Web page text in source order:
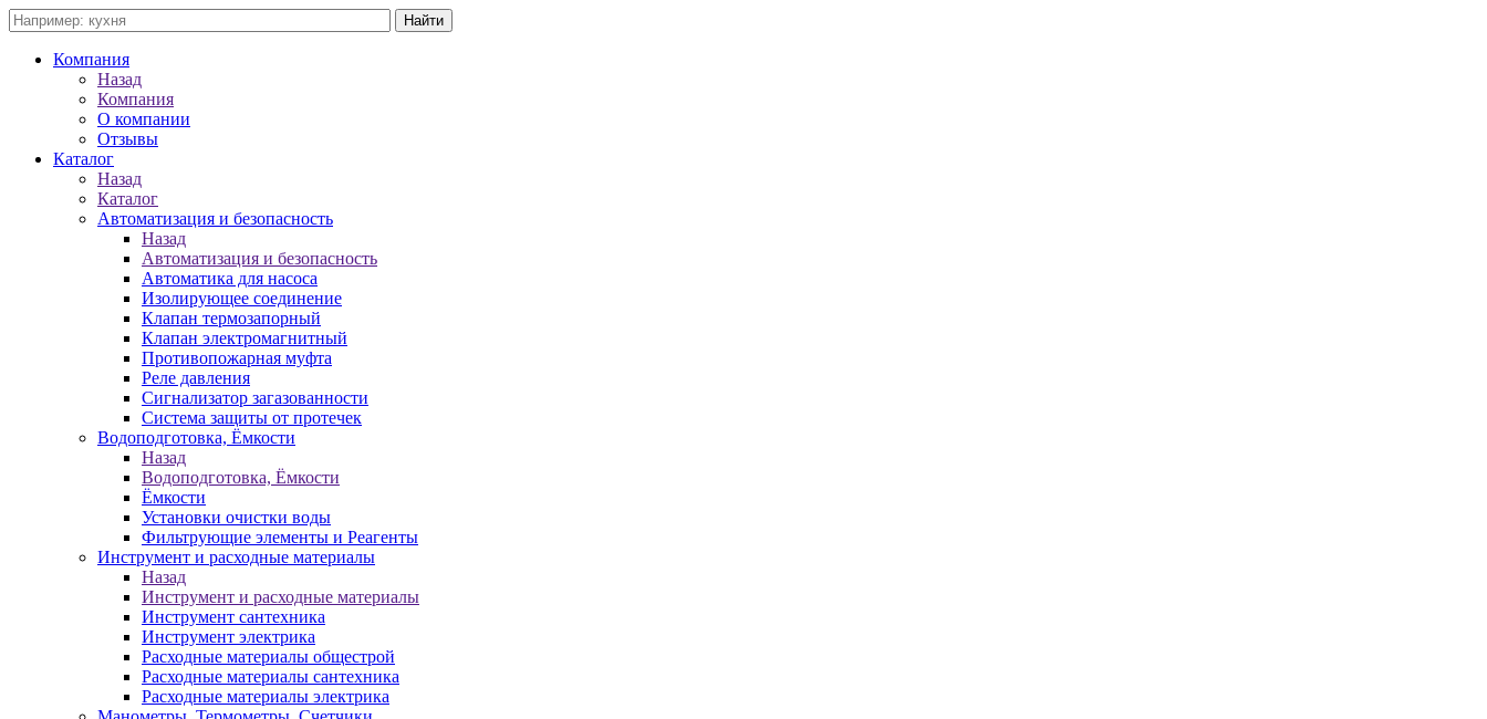
Компания
Назад
Компания
О компании
Отзывы
Каталог
Назад
Каталог
Автоматизация и безопасность
Назад
Автоматизация и безопасность
Автоматика для насоса
Изолирующее соединение
Клапан термозапорный
Клапан электромагнитный
Противопожарная муфта
Реле давления
Сигнализатор загазованности
Система защиты от протечек
Водоподготовка, Ёмкости
Назад
Водоподготовка, Ёмкости
Ёмкости
Установки очистки воды
Фильтрующие элементы и Реагенты
Инструмент и расходные материалы
Назад
Инструмент и расходные материалы
Инструмент сантехника
Инструмент электрика
Расходные материалы общестрой
Расходные материалы сантехника
Расходные материалы электрика